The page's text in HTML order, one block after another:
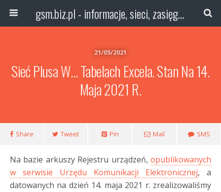
gsm.biz.pl - informacje, sieci, zasięg technologie
21/05/2021
Sieć Plusa W… Tabelach Excela. Stan Na 14.
Maja 2021 R.
Share Tweet Pin Mail SMS
Na bazie arkuszy Rejestru urządzeń, opublikowanych
w serwisie Urzędu Komunikacji Elektronicznej, a
datowanych na dzień 14. maja 2021 r. zrealizowaliśmy